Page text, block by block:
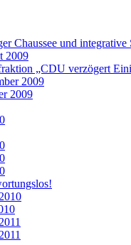
Chaussee und integrative
2009
„CDU verzögert
2009
2009